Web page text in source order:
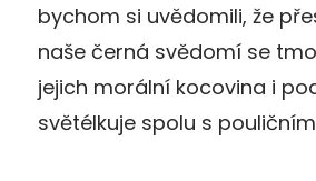
bychom si uvědomili, že
naše černá svědomí se
jejich morální kocovina i
světélkuje spolu s